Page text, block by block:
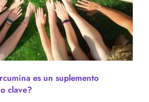
es un suplemento
clave?